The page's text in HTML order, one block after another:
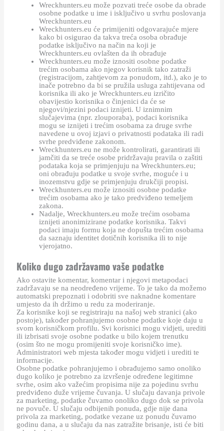
Wreckhunters.eu može pozvati treće osobe da obrade
osobne podatke u ime i isključivo u svrhu poslovanja
Wreckhunters.eu
Wreckhunters.eu će primijeniti odgovarajuće mjere
kako bi osigurao da takva treća osoba obrađuje
podatke isključivo na način na koji je
Wreckhunters.eu ovlašten da ih obrađuje
Wreckhunters.eu može iznositi osobne podatke
trećim osobama ako njegov korisnik tako zatraži
(registracijom, zahtjevom za ponudom, itd.), ako je to
inače potrebno da bi se pružila usluga zahtijevana od
korisnika ili ako je Wreckhunters.eu izričito
obavijestio korisnika o činjenici da će se
njegovi/njezini podaci iznijeti. U iznimnim
slučajevima (npr. zlouporaba), podaci korisnika
mogu se iznijeti i trećim osobama za druge svrhe
navedene u ovoj izjavi o privatnosti podataka ili radi
svrhe predviđene zakonom.
Wreckhunters.eu ne može kontrolirati, garantirati ili
jamčiti da se treće osobe pridržavaju pravila o zaštiti
podataka koja se primjenjuju na Wreckhunters.eu;
oni obrađuju podatke u svoje svrhe, moguće i u
inozemstvu gdje se primjenjuju drukčiji propisi.
Wreckhunters.eu može iznositi osobne podatke
trećim osobama ako je tako predviđeno temeljem
zakona.
Nadalje, Wreckhunters.eu može trećim osobama
iznijeti anonimizirane podatke korisnika. Takvi
podaci imaju formu koja ne dopušta trećim osobama
da saznaju identitet dotičnih korisnika ili to nije
vjerojatno.
Koliko dugo zadržavamo vaše podatke
Ako ostavite komentar, komentar i njegovi metapodaci
zadržavaju se na neodređeno vrijeme. To je tako da možemo
automatski prepoznati i odobriti sve naknadne komentare
umjesto da ih držimo u redu za moderiranje.
Za korisnike koji se registriraju na našoj web stranici (ako
postoje), također pohranjujemo osobne podatke koje daju u
svom korisničkom profilu. Svi korisnici mogu vidjeti, urediti
ili izbrisati svoje osobne podatke u bilo kojem trenutku
(osim što ne mogu promijeniti svoje korisničko ime).
Administratori web mjesta također mogu vidjeti i urediti te
informacije.
Osobne podatke pohranjujemo i obrađujemo samo onoliko
dugo koliko je potrebno za izvršenje određene legitimne
svrhe, osim ako važećim propisima nije za pojedinu svrhu
predviđeno duže vrijeme čuvanja. U slučaju davanja privole
za marketing, podatke čuvamo onoliko dugo dok se privola
ne povuče. U slučaju odbijenih ponuda, gdje nije dana
privola za marketing, podatke vezane uz ponudu čuvamo
godinu dana, a u slučaju da nas zatražite brisanje, isti će biti